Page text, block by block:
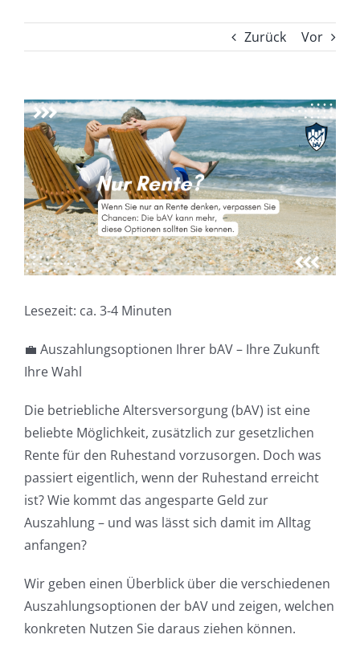
Zurück Vor
Zeige
grösseres
Bild
Lesezeit: ca. 3-4 Minuten
💼 Auszahlungsoptionen Ihrer bAV – Ihre Zukunft
Ihre Wahl
Die betriebliche Altersversorgung (bAV) ist eine
beliebte Möglichkeit, zusätzlich zur gesetzlichen
Rente für den Ruhestand vorzusorgen. Doch was
passiert eigentlich, wenn der Ruhestand erreicht
ist? Wie kommt das angesparte Geld zur
Auszahlung – und was lässt sich damit im Alltag
anfangen?
Wir geben einen Überblick über die verschiedenen
Auszahlungsoptionen der bAV und zeigen, welchen
konkreten Nutzen Sie daraus ziehen können.